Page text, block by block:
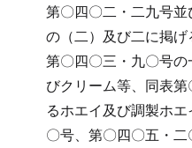
第〇四〇二・二九号
の（二）及び二に掲
第〇四〇三・九〇号
びクリーム等、同表
るホエイ及び調製ホ
〇号、第〇四〇五・